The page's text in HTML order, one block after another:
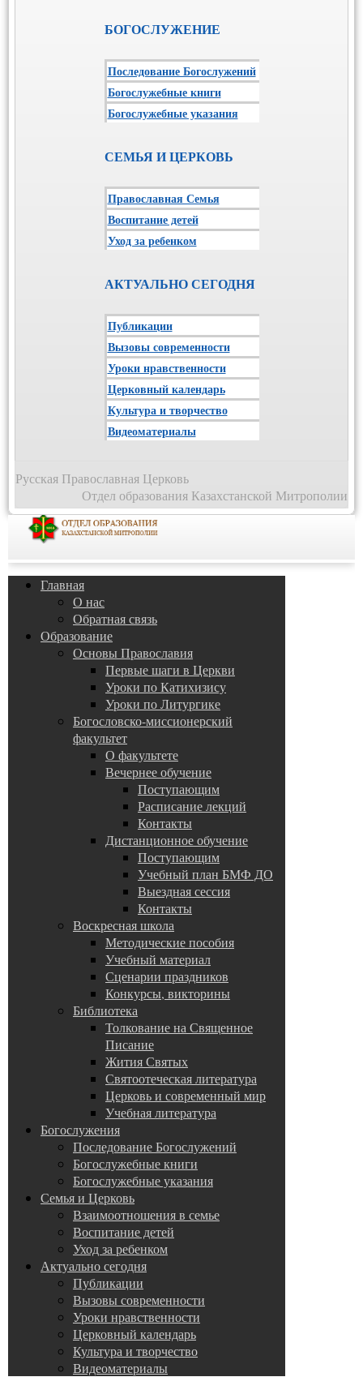
БОГОСЛУЖЕНИЕ
Последование Богослужений
Богослужебные книги
Богослужебные указания
СЕМЬЯ И ЦЕРКОВЬ
Православная Семья
Воспитание детей
Уход за ребенком
АКТУАЛЬНО СЕГОДНЯ
Публикации
Вызовы современности
Уроки нравственности
Церковный календарь
Культура и творчество
Видеоматериалы
Русская Православная Церковь
Отдел образования Казахстанской Митрополии
Главная
О нас
Обратная связь
Образование
Основы Православия
Первые шаги в Церкви
Уроки по Катихизису
Уроки по Литургике
Богословско-миссионерский
факультет
О факультете
Вечернее обучение
Поступающим
Расписание лекций
Контакты
Дистанционное обучение
Поступающим
Учебный план БМФ ДО
Выездная сессия
Контакты
Воскресная школа
Методические пособия
Учебный материал
Сценарии праздников
Конкурсы, викторины
Библиотека
Толкование на Священное
Писание
Жития Святых
Святоотеческая литература
Церковь и современный мир
Учебная литература
Богослужения
Последование Богослужений
Богослужебные книги
Богослужебные указания
Семья и Церковь
Взаимоотношения в семье
Воспитание детей
Уход за ребенком
Актуально сегодня
Публикации
Вызовы современности
Уроки нравственности
Церковный календарь
Культура и творчество
Видеоматериалы